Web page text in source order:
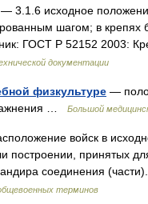
— 3.1.6 исходное
шагом; в крепях
ГОСТ Р 52152 2003:
документации
физкультуре —
…
Большой
войск в
построении, принятых
соединения
терминов